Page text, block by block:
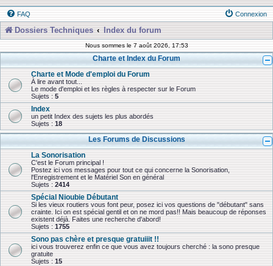
FAQ Connexion
Dossiers Techniques Index du forum
Nous sommes le 7 août 2026, 17:53
Charte et Index du Forum
Charte et Mode d'emploi du Forum
À lire avant tout...
Le mode d'emploi et les règles à respecter sur le Forum
Sujets : 5
Index
un petit Index des sujets les plus abordés
Sujets : 18
Les Forums de Discussions
La Sonorisation
C'est le Forum principal !
Postez ici vos messages pour tout ce qui concerne la Sonorisation,
l'Enregistrement et le Matériel Son en général
Sujets : 2414
Spécial Nioubie Débutant
Si les vieux routiers vous font peur, posez ici vos questions de "débutant" sans
crainte. Ici on est spécial gentil et on ne mord pas!! Mais beaucoup de réponses
existent déjà. Faites une recherche d'abord!
Sujets : 1755
Sono pas chère et presque gratuiiit !!
ici vous trouverez enfin ce que vous avez toujours cherché : la sono presque
gratuite
Sujets : 15